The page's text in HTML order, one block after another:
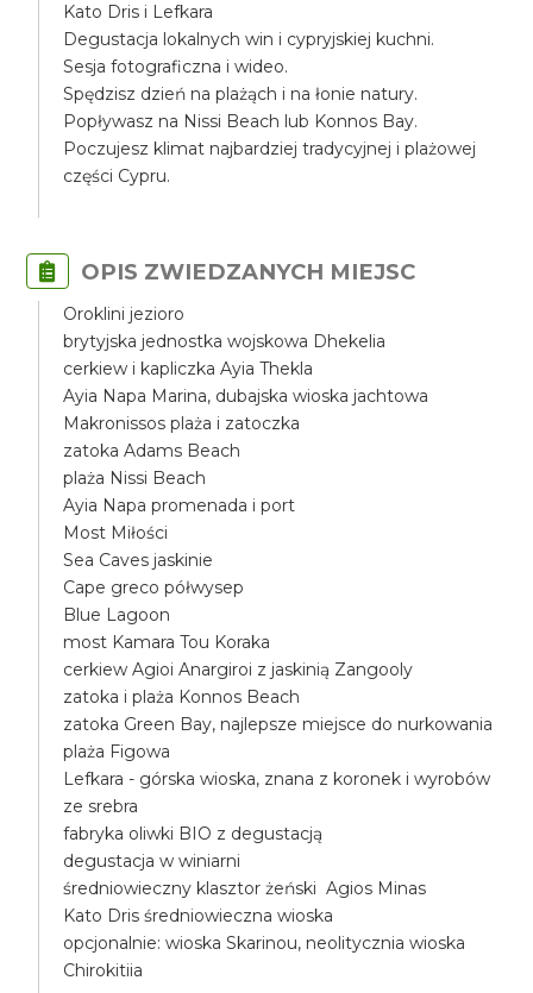
Kato Dris i Lefkara
Degustacja lokalnych win i cypryjskiej kuchni.
Sesja fotograficzna i wideo.
Spędzisz dzień na plażąch i na łonie natury.
Popływasz na Nissi Beach lub Konnos Bay.
Poczujesz klimat najbardziej tradycyjnej i plażowej
części Cypru.
OPIS ZWIEDZANYCH MIEJSC
Oroklini jezioro
brytyjska jednostka wojskowa Dhekelia
cerkiew i kapliczka Ayia Thekla
Ayia Napa Marina, dubajska wioska jachtowa
Makronissos plaża i zatoczka
zatoka Adams Beach
plaża Nissi Beach
Ayia Napa promenada i port
Most Miłości
Sea Caves jaskinie
Cape greco półwysep
Blue Lagoon
most Kamara Tou Koraka
cerkiew Agioi Anargiroi z jaskinią Zangooly
zatoka i plaża Konnos Beach
zatoka Green Bay, najlepsze miejsce do nurkowania
plaża Figowa
Lefkara - górska wioska, znana z koronek i wyrobów
ze srebra
fabryka oliwki BIO z degustacją
degustacja w winiarni
średniowieczny klasztor żeński Agios Minas
Kato Dris średniowieczna wioska
opcjonalnie: wioska Skarinou, neolitycznia wioska
Chirokitiia